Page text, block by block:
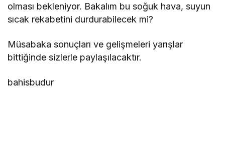
olması bekleniyor. Bakalım bu soğuk hava, suyun
sıcak rekabetini durdurabilecek mi?
Müsabaka sonuçları ve gelişmeleri yarışlar
bittiğinde sizlerle paylaşılacaktır.
bahisbudur